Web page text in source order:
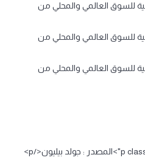
للسوق العالمي والمحلي من
للسوق العالمي والمحلي من
للسوق العالمي والمحلي من